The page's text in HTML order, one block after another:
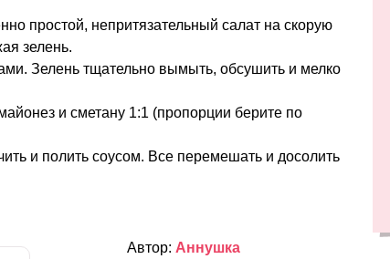
простой, непритязательный салат на скорую
зелень.
Зелень тщательно вымыть, обсушить и мелко
и сметану 1:1 (пропорции берите по
и полить соусом. Все перемешать и досолить
Автор: Аннушка